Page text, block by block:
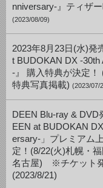
nniversary-』ティザー
(2023/08/09)
2023年8月23日(水)発
t BUDOKAN DX -30th
-』 購入特典が決定！
特典写真掲載) (2023/07/
DEEN Blu-ray & DVD
EEN at BUDOKAN
ersary-」プレミアム
定！(8/22(火)札幌・
名古屋) ※チケット
(2023/8/21)